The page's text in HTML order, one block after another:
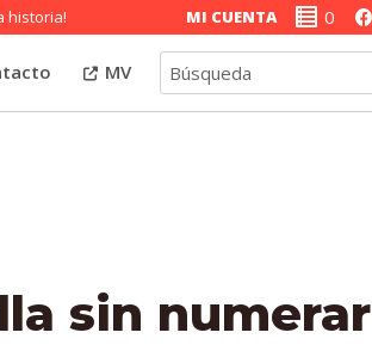
historia! MI CUENTA 0
MV Búsqueda
sin numerar